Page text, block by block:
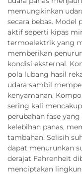
memungkinkan
secara bebas.
aktif seperti kipas
termoelektrik yang
memberikan
kondisi eksternal.
pola lubang hasil
udara sambil
kenyamanan.
sering kali
perubahan fase
kelebihan panas,
tambahan. Selisih
dapat menurunkan
derajat Fahrenheit
menciptakan